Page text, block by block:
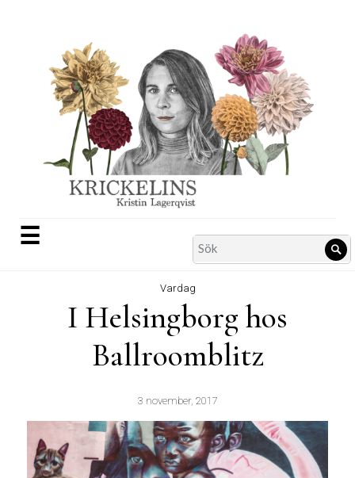
☰
Search
for:
Vardag
I Helsingborg hos
Ballroomblitz
3 november, 2017